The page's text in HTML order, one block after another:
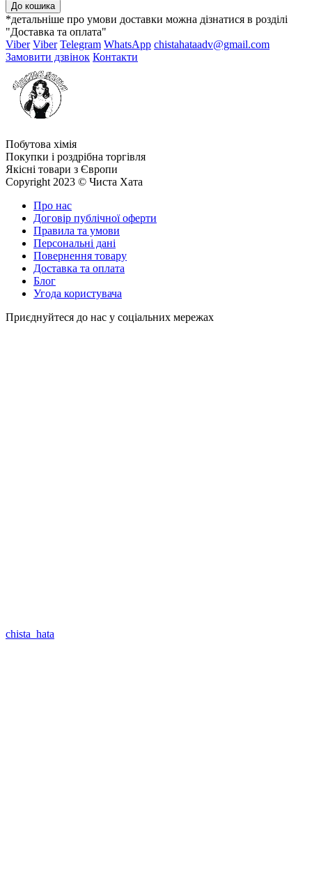
До кошика
*детальніше про умови доставки можна дізнатися в розділі
"Доставка та оплата"
Viber Viber Telegram WhatsApp chistahataadv@gmail.com
Замовити дзвінок Контакти
Побутова хімія
Покупки і роздрібна торгівля
Якісні товари з Європи
Copyright 2023 © Чиста Хата
Про нас
Договір публічної оферти
Правила та умови
Персональні дані
Повернення товару
Доставка та оплата
Блог
Угода користувача
Приєднуйтеся до нас у соціальних мережах
chista_hata